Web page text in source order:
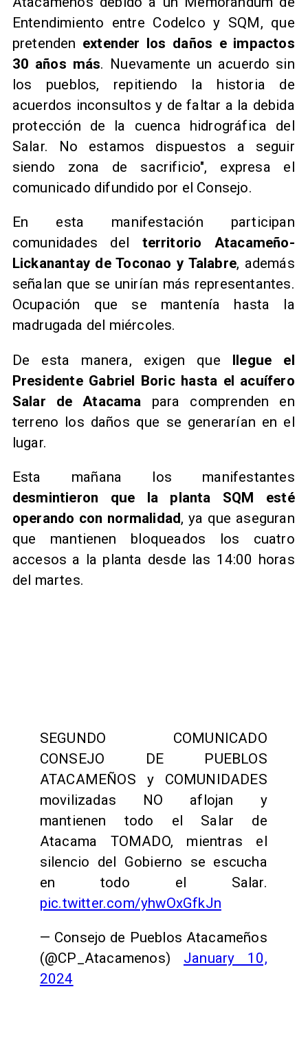
Entendimiento entre Codelco y SQM, que
pretenden extender los daños e impactos
30 años más. Nuevamente un acuerdo sin
los pueblos, repitiendo la historia de
acuerdos inconsultos y de faltar a la debida
protección de la cuenca hidrográfica del
Salar. No estamos dispuestos a seguir
siendo zona de sacrificio", expresa el
comunicado difundido por el Consejo.
En esta manifestación participan
comunidades del territorio Atacameño-
Lickanantay de Toconao y Talabre, además
señalan que se unirían más representantes.
Ocupación que se mantenía hasta la
madrugada del miércoles.
De esta manera, exigen que llegue el
Presidente Gabriel Boric hasta el acuífero
Salar de Atacama para comprenden en
terreno los daños que se generarían en el
lugar.
Esta mañana los manifestantes
desmintieron que la planta SQM esté
operando con normalidad, ya que aseguran
que mantienen bloqueados los cuatro
accesos a la planta desde las 14:00 horas
del martes.
SEGUNDO COMUNICADO
CONSEJO DE PUEBLOS
ATACAMEÑOS y COMUNIDADES
movilizadas NO aflojan y
mantienen todo el Salar de
Atacama TOMADO, mientras el
silencio del Gobierno se escucha
en todo el Salar.
pic.twitter.com/yhwOxGfkJn
— Consejo de Pueblos Atacameños
(@CP_Atacamenos) January 10,
2024